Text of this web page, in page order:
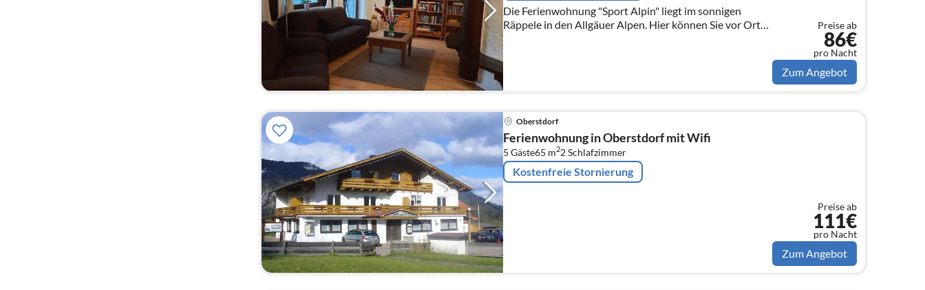
Die Ferienwohnung "Sport Alpin" liegt im sonnigen
Räppele in den Allgäuer Alpen. Hier können Sie vor Ort
oder im nahe gelegenen Oberstdorf zahlreichen
Aktivitäten nachkommen.
Preise ab
86€
pro Nacht
Zum Angebot
Oberstdorf
Ferienwohnung in Oberstdorf mit Wifi
5 Gäste65 m22Schlafzimmer
Kostenfreie Stornierung
Preise ab
111€
pro Nacht
Zum Angebot